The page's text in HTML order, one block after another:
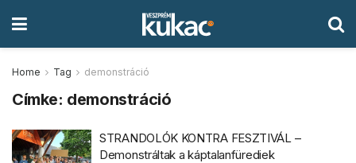
Home Tag demonstráció
Címke: demonstráció
STRANDOLÓK KONTRA FESZTIVÁL –
Demonstráltak a káptalanfürediek